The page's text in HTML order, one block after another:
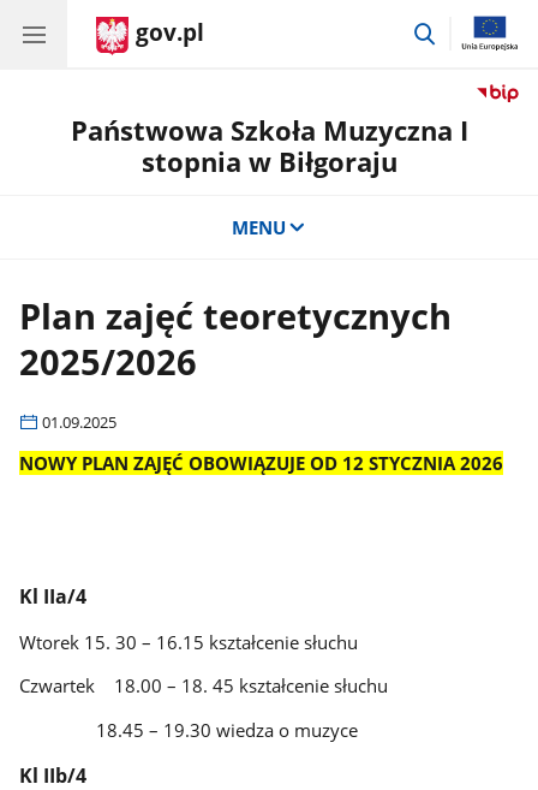
gov.pl
przejdź
Państwowa Szkoła Muzyczna I
stopnia w Biłgoraju
MENU
Plan zajęć teoretycznych
2025/2026
01.09.2025
NOWY PLAN ZAJĘĆ OBOWIĄZUJE OD 12 STYCZNIA 2026
Kl IIa/4
Wtorek 15. 30 – 16.15 kształcenie słuchu
Czwartek 18.00 – 18. 45 kształcenie słuchu
18.45 – 19.30 wiedza o muzyce
Kl IIb/4